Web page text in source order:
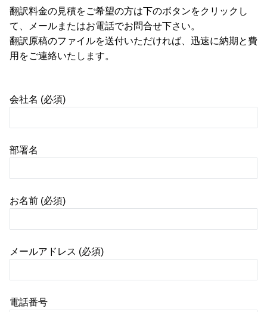
翻訳料金の見積をご希望の方は下のボタンをクリックし
て、メールまたはお電話でお問合せ下さい。
翻訳原稿のファイルを送付いただければ、迅速に納期と費
用をご連絡いたします。
会社名 (必須)
部署名
お名前 (必須)
メールアドレス (必須)
電話番号